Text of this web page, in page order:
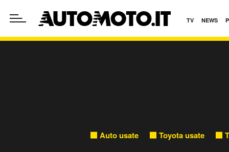
TV NEWS
Auto usate Toyota usate